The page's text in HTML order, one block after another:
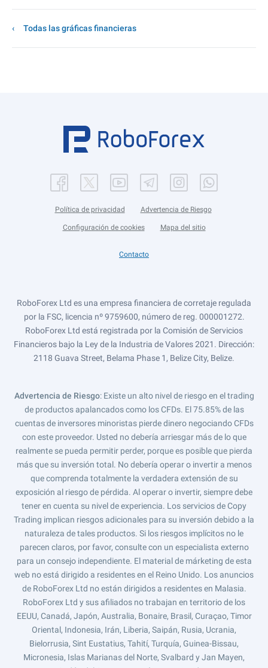
Todas las gráficas financieras
Política de privacidad Advertencia de Riesgo
Configuración de cookies Mapa del sitio
Contacto
RoboForex Ltd es una empresa financiera de corretaje regulada
por la FSC, licencia nº 9759600, número de reg. 000001272.
RoboForex Ltd está registrada por la Comisión de Servicios
Financieros bajo la Ley de la Industria de Valores 2021. Dirección:
2118 Guava Street, Belama Phase 1, Belize City, Belize.
Advertencia de Riesgo: Existe un alto nivel de riesgo en el trading
de productos apalancados como los CFDs. El 75.85% de las
cuentas de inversores minoristas pierde dinero negociando CFDs
con este proveedor. Usted no debería arriesgar más de lo que
realmente se pueda permitir perder, porque es posible que pierda
más que su inversión total. No debería operar o invertir a menos
que comprenda totalmente la verdadera extensión de su
exposición al riesgo de pérdida. Al operar o invertir, siempre debe
tener en cuenta su nivel de experiencia. Los servicios de Copy
Trading implican riesgos adicionales para su inversión debido a la
naturaleza de tales productos. Si los riesgos implícitos no le
parecen claros, por favor, consulte con un especialista externo
para un consejo independiente. El material de márketing de esta
web no está dirigido a residentes en el Reino Unido. Los anuncios
de RoboForex Ltd no están dirigidos a residentes en Malasia.
RoboForex Ltd y sus afiliados no trabajan en territorio de los
EEUU, Canadá, Japón, Australia, Bonaire, Brasil, Curaçao, Timor
Oriental, Indonesia, Irán, Liberia, Saipán, Rusia, Ucrania,
Bielorrusia, Sint Eustatius, Tahití, Turquía, Guinea-Bissau,
Micronesia, Islas Marianas del Norte, Svalbard y Jan Mayen,